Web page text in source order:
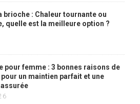
brioche : Chaleur tournante ou
quelle est la meilleure option ?
pour femme : 3 bonnes raisons de
pour un maintien parfait et une